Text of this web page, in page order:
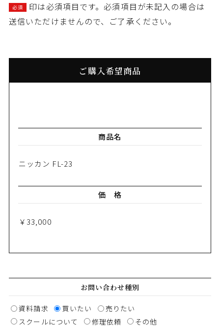
必須
印は必須項目です。必須項目が未記入の場合は
送信いただけませんので、ご了承ください。
ご購入希望商品
商品名
ニッカン FL-23
価 格
￥33,000
お問い合わせ種別
資料請求 買いたい
売りたい
スクールについて
修理依頼 その他